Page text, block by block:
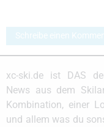
Schreibe einen
xc-ski.de ist DAS
News aus dem
Kombination, einer
und allem was du